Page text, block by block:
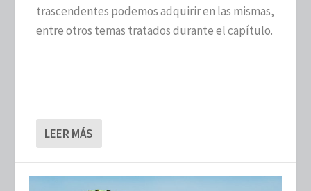
trascendentes podemos adquirir en las mismas,
entre otros temas tratados durante el capítulo.
LEER MÁS